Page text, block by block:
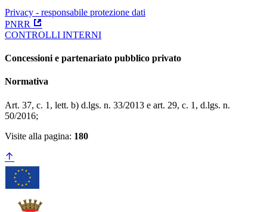
Privacy - responsabile protezione dati
PNRR
CONTROLLI INTERNI
Concessioni e partenariato pubblico privato
Normativa
Art. 37, c. 1, lett. b) d.lgs. n. 33/2013 e art. 29, c. 1, d.lgs. n.
50/2016;
Visite alla pagina: 180